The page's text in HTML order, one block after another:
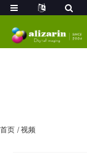
首页 视频